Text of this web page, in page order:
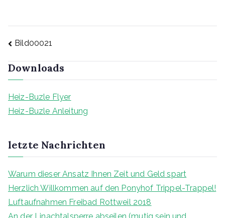
Beitragsnavigation
Bild00021
Downloads
Heiz-Buzle Flyer
Heiz-Buzle Anleitung
letzte Nachrichten
Warum dieser Ansatz Ihnen Zeit und Geld spart
Herzlich Willkommen auf den Ponyhof Trippel-Trappel!
Luftaufnahmen Freibad Rottweil 2018